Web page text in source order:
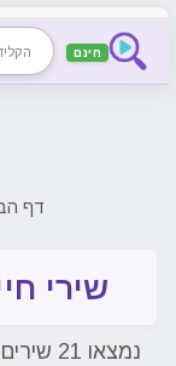
חינם
דף
שירי
נמצאו 21 שירים וסינגלים של חיים גולד להורדה ישירה